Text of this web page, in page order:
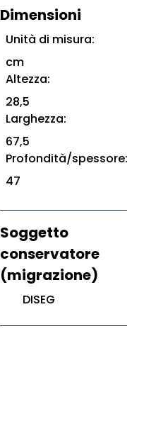
Dimensioni
Unità di misura:
cm
Altezza:
28,5
Larghezza:
67,5
Profondità/spessore:
47
Soggetto
conservatore
(migrazione)
DISEG